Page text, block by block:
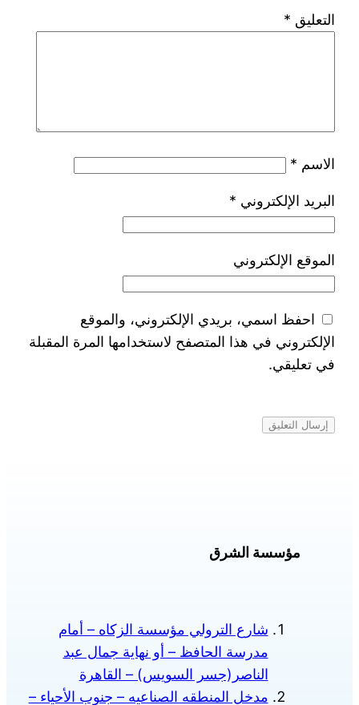
التعليق *
الاسم *
البريد الإلكتروني *
الموقع الإلكتروني
احفظ اسمي، بريدي الإلكتروني، والموقع
الإلكتروني في هذا المتصفح لاستخدامها المرة المقبلة
في تعليقي.
مؤسسة الشرق
شارع الترولي مؤسسة الزكاه – أمام
مدرسة الحافظ – أو نهاية جمال عبد
الناصر(جسر السويس) – القاهرة
مدخل المنطقه الصناعيه – جنوب الأحياء –